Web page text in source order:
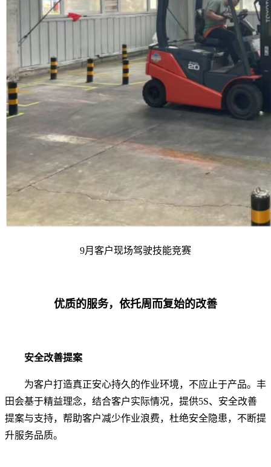
9月客户现场驾驶技能竞赛
优质的服务，依托周而复始的改善
安全改善提案
为客户打造真正安心持久的作业环境，不应止于产品。丰
田会基于精益理念，结合客户实际情况，提供5S、安全改善
提案与支持，帮助客户减少作业浪费，杜绝安全隐患，不断提
升服务品质。